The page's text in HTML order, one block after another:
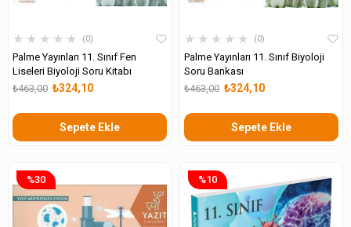
★ ★ ★ ★ ★ 0
Palme Yayınları 11. Sınıf Fen
Liseleri Biyoloji Soru Kitabı
₺324,10
₺463,00
Sepete Ekle
★ ★ ★ ★ ★ 0
Palme Yayınları 11. Sınıf Biyoloji
Soru Bankası
₺324,10
₺463,00
Sepete Ekle
%30 %10